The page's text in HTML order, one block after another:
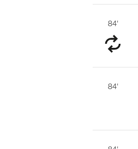
84'
84'